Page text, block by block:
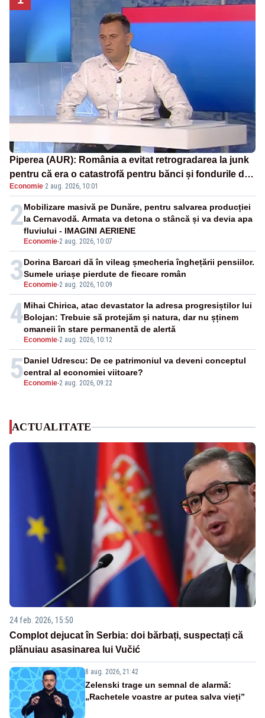
Piperea (AUR): România a evitat retrogradarea la junk
pentru că era o catastrofă pentru bănci și fondurile de
pensii
Economie·2 aug. 2026, 10:01
2
Economie-2 aug. 2026, 10:07
Mobilizare masivă pe Dunăre, pentru salvarea producției
la Cernavodă. Armata va detona o stâncă și va devia apa
fluviului - IMAGINI AERIENE
3 Economie-2 aug. 2026, 10:09
Dorina Barcari dă în vileag șmecheria înghețării pensiilor.
Sumele uriașe pierdute de fiecare român
4
Economie-2 aug. 2026, 10:12
Mihai Chirica, atac devastator la adresa progresiștilor lui
Bolojan: Trebuie să protejăm și natura, dar nu șținem
omaneii în stare permanentă de alertă
5 Economie-2 aug. 2026, 09:22
Daniel Udrescu: De ce patrimoniul va deveni conceptul
central al economiei viitoare?
ACTUALITATE
24 feb. 2026, 15:50
Complot dejucat în Serbia: doi bărbați, suspectați că
plănuiau asasinarea lui Vučić
8 aug. 2026, 21:42
Zelenski trage un semnal de alarmă:
„Rachetele voastre ar putea salva vieți”